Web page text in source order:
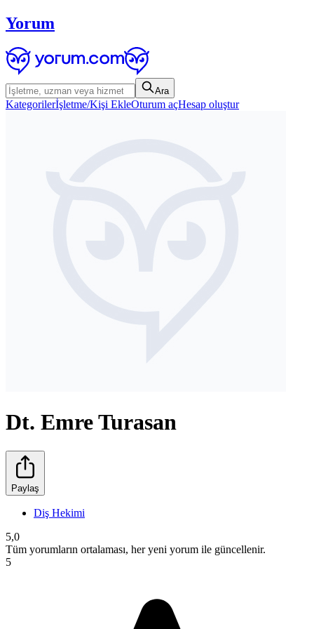
Yorum
Ara
Kategorilerİşletme/Kişi EkleOturum açHesap oluştur
Dt. Emre Turasan
Paylaş
Diş Hekimi
5,0
Tüm yorumların ortalaması, her yeni yorum ile güncellenir.
5